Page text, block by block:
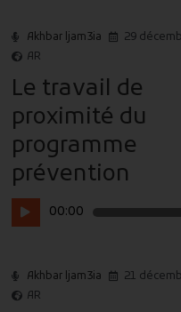
Akhbar ljam3ia
29
AR
Le travail de
proximité du
programme
prévention
Lecteur
audio
00:00
Akhbar ljam3ia
21
AR